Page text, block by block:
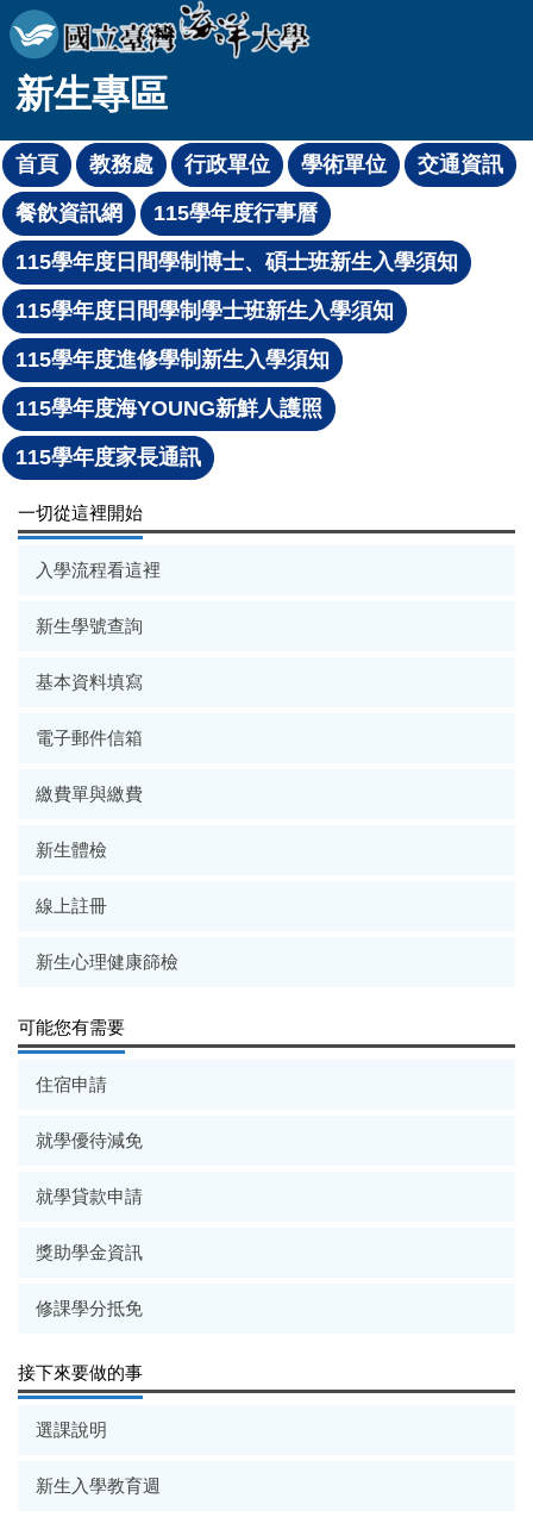
跳
到
主
要
容
區
新生專區
一切從這裡開始
入學流程看這裡
新生學號查詢
基本資料填寫
電子郵件信箱
繳費單與繳費
新生體檢
線上註冊
新生心理健康篩檢
可能您有需要
住宿申請
就學優待減免
就學貸款申請
獎助學金資訊
修課學分抵免
接下來要做的事
選課說明
新生入學教育週